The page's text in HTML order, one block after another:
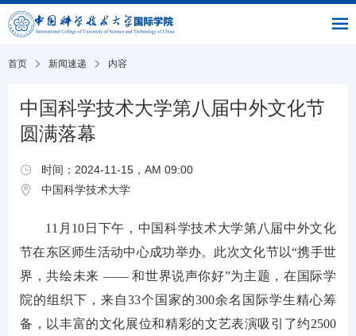
主
页
|
交
|
书
馆
|
接
English
首页 新闻速递 内容
中国科学技术大学第八届中外文化节
圆满落幕
时间：2024-11-15，AM 09:00
中国科学技术大学
11月10日下午，中国科学技术大学第八届中外文化
节在东区师生活动中心成功举办。此次文化节以“携手世
界，共绘未来 —— 和世界说声你好”为主题，在国际学
院的组织下，来自33个国家的300余名国际学生精心筹
备，以丰富的文化展位和精彩的文艺表演吸引了约2500